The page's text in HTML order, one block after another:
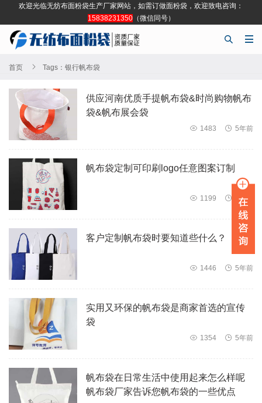
欢迎光临无纺布面粉袋生产厂家网站，如需订做面粉袋，欢迎致电咨询：
15838231350（微信同号）


首页  Tags：银行帆布袋
供应河南优质手提帆布袋&时尚购物帆布
袋&帆布展会袋
 1483  5年前
帆布袋定制可印刷logo任意图案订制
 1199  5年前
客户定制帆布袋时要知道些什么？
 1446  5年前
实用又环保的帆布袋是商家首选的宣传
袋
 1354  5年前
帆布袋在日常生活中使用起来怎么样呢
帆布袋厂家告诉您帆布袋的一些优点